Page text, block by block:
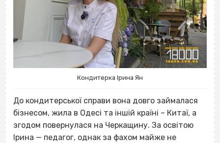
Кондитерка Ірина Ян
До кондитерської справи вона довго займалася
бізнесом, жила в Одесі та іншій країні – Китаї, а
згодом повернулася на Черкащину. За освітою
Ірина — педагог, однак за фахом майже не